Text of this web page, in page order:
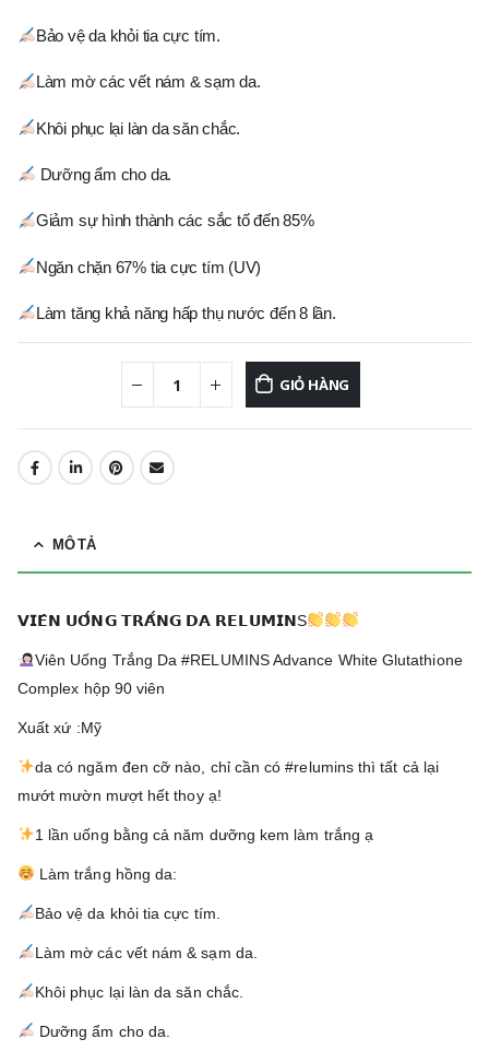
Bảo vệ da khỏi tia cực tím.
Làm mờ các vết nám & sạm da.
Khôi phục lại làn da săn chắc.
Dưỡng ẩm cho da.
Giảm sự hình thành các sắc tố đến 85%
Ngăn chặn 67% tia cực tím (UV)
Làm tăng khả năng hấp thụ nước đến 8 lần.
GIỎ HÀNG
MÔ TẢ
𝗩𝗜𝗘̂𝗡 𝗨𝗢̂́𝗡𝗚 𝗧𝗥𝗔̆́𝗡𝗚 𝗗𝗔 𝗥𝗘𝗟𝗨𝗠𝗜𝗡S
Viên Uống Trắng Da #RELUMINS Advance White Glutathione
Complex hộp 90 viên
Xuất xứ :Mỹ
da có ngăm đen cỡ nào, chỉ cần có #relumins thì tất cả lại
mướt mườn mượt hết thoy ạ!
1 lần uống bằng cả năm dưỡng kem làm trắng ạ
Làm trắng hồng da:
Bảo vệ da khỏi tia cực tím.
Làm mờ các vết nám & sạm da.
Khôi phục lại làn da săn chắc.
Dưỡng ẩm cho da.